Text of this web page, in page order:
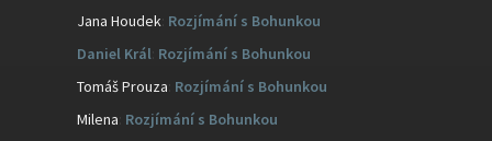
Jana Houdek Rozjímání s Bohunkou
Daniel Král Rozjímání s Bohunkou
Tomáš Prouza Rozjímání s Bohunkou
Milena Rozjímání s Bohunkou